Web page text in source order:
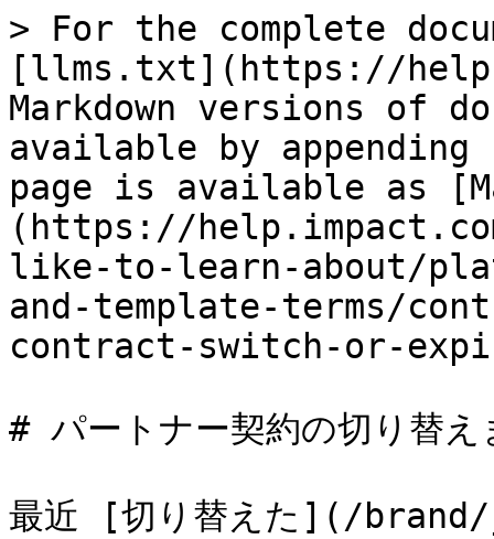
> For the complete
[llms.txt](https://
Markdown versions of
available by
page is available as
(https://
like-to-learn-about/
and-template-terms/
contract-switch-or-
# パートナー契約の切り替え
最近 [切り替えた](/